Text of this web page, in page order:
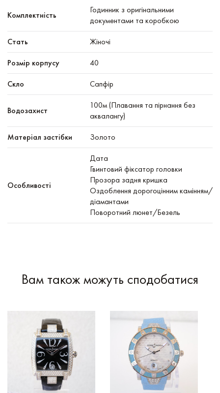
Комплектність
Годинник з оригінальними
документами та коробкою
Стать Жіночі
Розмір корпусу 40
Скло Сапфір
Водозахист
100м (Плавання та пірнання без
аквалангу)
Матеріал застібки Золото
Особливості
Дата
Гвинтовий фіксатор головки
Прозора задня кришка
Оздоблення дорогоцінним камінням/
діамантами
Поворотний люнет/Безель
Вам також можуть сподобатися